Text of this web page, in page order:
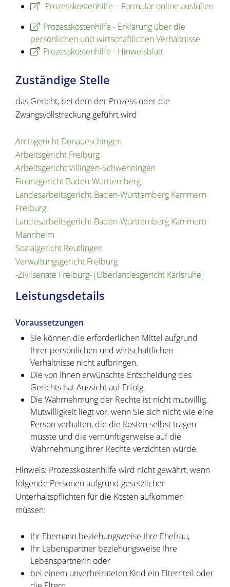
Prozesskosten­hilfe – Formular online ausfüllen
Prozesskostenhilfe - Erklärung über die
persönlichen und wirtschaftlichen Verhältnisse
Prozesskostenhilfe - Hinweisblatt
Zuständige Stelle
das Gericht, bei dem der Prozess oder die
Zwangsvollstreckung geführt wird
Amtsgericht Donaueschingen
Arbeitsgericht Freiburg
Arbeitsgericht Villingen-Schwenningen
Finanzgericht Baden-Württemberg
Landesarbeitsgericht Baden-Württemberg Kammern
Freiburg
Landesarbeitsgericht Baden-Württemberg Kammern
Mannheim
Sozialgericht Reutlingen
Verwaltungsgericht Freiburg
-Zivilsenate Freiburg- [Oberlandesgericht Karlsruhe]
Leistungsdetails
Voraussetzungen
Sie können die erforderlichen Mittel aufgrund
Ihrer persönlichen und wirtschaftlichen
Verhältnisse nicht aufbringen.
Die von Ihnen erwünschte Entscheidung des
Gerichts hat Aussicht auf Erfolg.
Die Wahrnehmung der Rechte ist nicht mutwillig.
Mutwilligkeit liegt vor, wenn Sie sich nicht wie eine
Person verhalten, die die Kosten selbst tragen
müsste und die vernünftigerweise auf die
Wahrnehmung ihrer Rechte verzichten würde.
Hinweis: Prozesskostenhilfe wird nicht gewährt, wenn
folgende Personen aufgrund gesetzlicher
Unterhaltspflichten für die Kosten aufkommen
müssen:
Ihr Ehemann beziehungsweise Ihre Ehefrau,
Ihr Lebenspartner beziehungsweise Ihre
Lebenspartnerin oder
bei einem unverheirateten Kind ein Elternteil oder